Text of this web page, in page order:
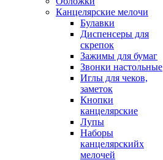
Канцелярские мелочи
Булавки
Диспенсеры для
скрепок
Зажимы для бумаг
Звонки настольные
Иглы для чеков,
заметок
Кнопки
канцелярские
Лупы
Наборы
канцелярскийх
мелочей